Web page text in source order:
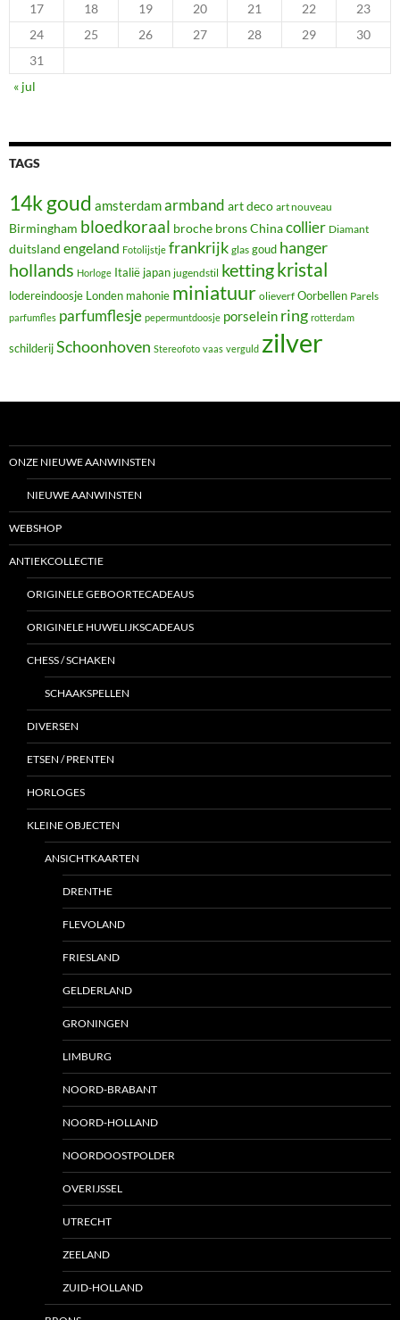
17
18 19 20 21 22
23
24
25 26 27 28 29
30
31
« jul
TAGS
14k goud amsterdamarmband art deco art nouveau
Birmingham bloedkoraal broche bronsChinacollier Diamant
duitsland engeland Fotolijstje frankrijk glas goud hanger
hollands Horloge Italië japan jugendstil kettingkristal
lodereindoosje Londen mahonie miniatuur olieverf Oorbellen Parels
parfumfles parfumflesje pepermuntdoosje porselein ring rotterdam
schilderijSchoonhoven Stereofoto vaas verguld zilver
ONZE NIEUWE AANWINSTEN
NIEUWE AANWINSTEN
WEBSHOP
ANTIEKCOLLECTIE
ORIGINELE GEBOORTECADEAUS
ORIGINELE HUWELIJKSCADEAUS
CHESS / SCHAKEN
SCHAAKSPELLEN
DIVERSEN
ETSEN / PRENTEN
HORLOGES
KLEINE OBJECTEN
ANSICHTKAARTEN
DRENTHE
FLEVOLAND
FRIESLAND
GELDERLAND
GRONINGEN
LIMBURG
NOORD-BRABANT
NOORD-HOLLAND
NOORDOOSTPOLDER
OVERIJSSEL
UTRECHT
ZEELAND
ZUID-HOLLAND